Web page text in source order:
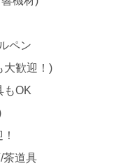
ペン
大歓迎！)
もOK
茶道具